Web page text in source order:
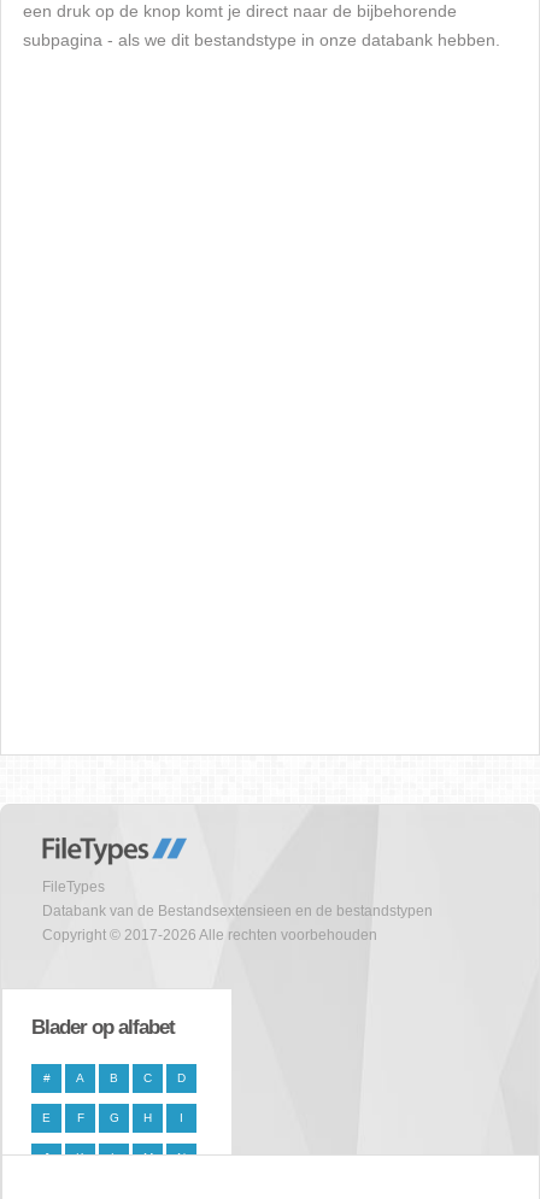
een druk op de knop komt je direct naar de bijbehorende
subpagina - als we dit bestandstype in onze databank hebben.
FileTypes
Databank van de Bestandsextensieen en de bestandstypen
Copyright © 2017-2026 Alle rechten voorbehouden
Blader op alfabet
# A B C D
E F G H I
J K L M N